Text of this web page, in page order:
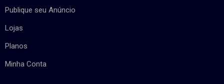
Publique seu Anúncio
Lojas
Planos
Minha Conta